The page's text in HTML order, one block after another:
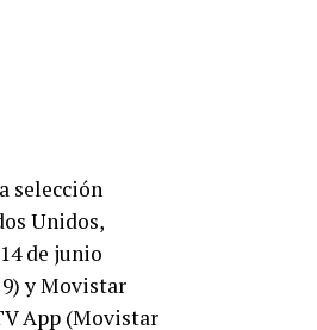
selección
Unidos,
de junio
y Movistar
App (Movistar